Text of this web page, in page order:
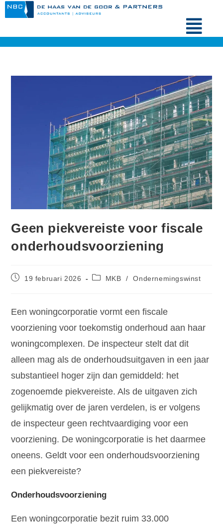
Geen piekvereiste voor fiscale
onderhoudsvoorziening
19 februari 2026 MKB / Ondernemingswinst
Een woningcorporatie vormt een fiscale
voorziening voor toekomstig onderhoud aan haar
woningcomplexen. De inspecteur stelt dat dit
alleen mag als de onderhoudsuitgaven in een jaar
substantieel hoger zijn dan gemiddeld: het
zogenoemde piekvereiste. Als de uitgaven zich
gelijkmatig over de jaren verdelen, is er volgens
de inspecteur geen rechtvaardiging voor een
voorziening. De woningcorporatie is het daarmee
oneens. Geldt voor een onderhoudsvoorziening
een piekvereiste?
Onderhoudsvoorziening
Een woningcorporatie bezit ruim 33.000